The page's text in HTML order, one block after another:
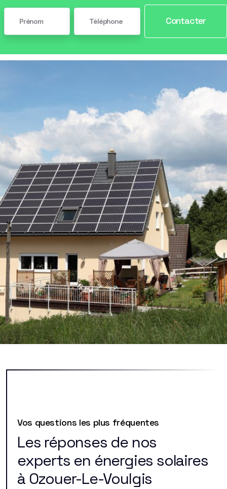
Contacter
Vos questions les plus fréquentes
Les réponses de nos
experts en énergies solaires
à Ozouer-Le-Voulgis